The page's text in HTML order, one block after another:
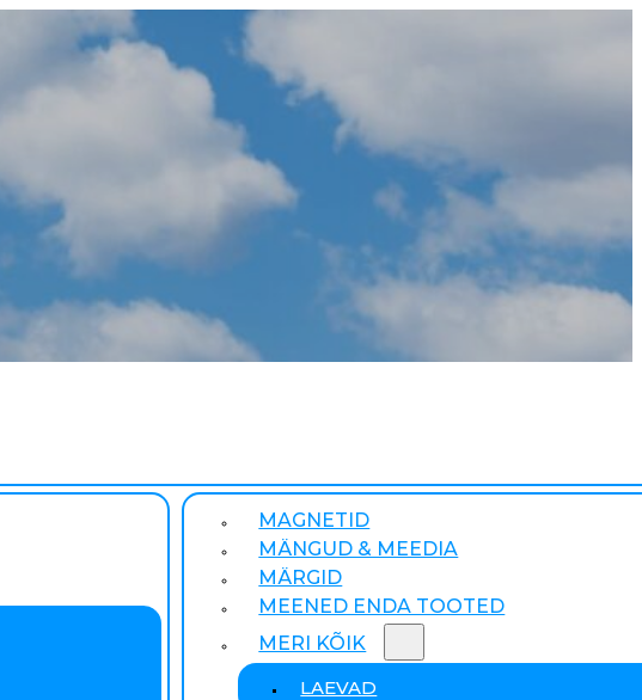
MAGNETID
MÄNGUD & MEEDIA
MÄRGID
MEENED ENDA TOOTED
MERI KÕIK
LAEVAD